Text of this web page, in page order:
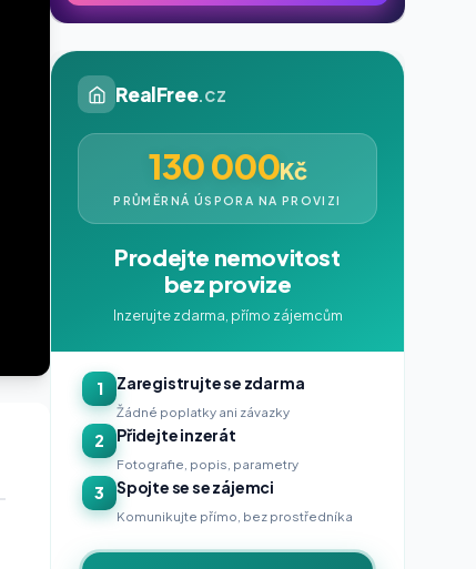
RealFree.cz
130 000Kč
PRŮMĚRNÁ ÚSPORA NA PROVIZI
Prodejte nemovitost
bez provize
Inzerujte zdarma, přímo zájemcům
1 Zaregistrujte se zdarma
Žádné poplatky ani závazky
2 Přidejte inzerát
Fotografie, popis, parametry
3 Spojte se se zájemci
Komunikujte přímo, bez prostředníka